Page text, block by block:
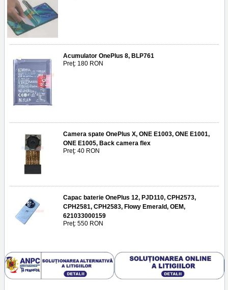
Acumulator OnePlus 8, BLP761
Preţ: 180 RON
Camera spate OnePlus X, ONE E1003, ONE E1001,
ONE E1005, Back camera flex
Preţ: 40 RON
Capac baterie OnePlus 12, PJD110, CPH2573,
CPH2581, CPH2583, Flowy Emerald, OEM,
621033000159
Preţ: 550 RON